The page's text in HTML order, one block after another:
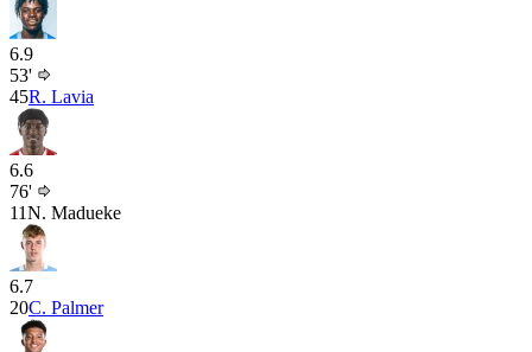
6.9
53'
45R. Lavia
6.6
76'
11N. Madueke
6.7
20C. Palmer